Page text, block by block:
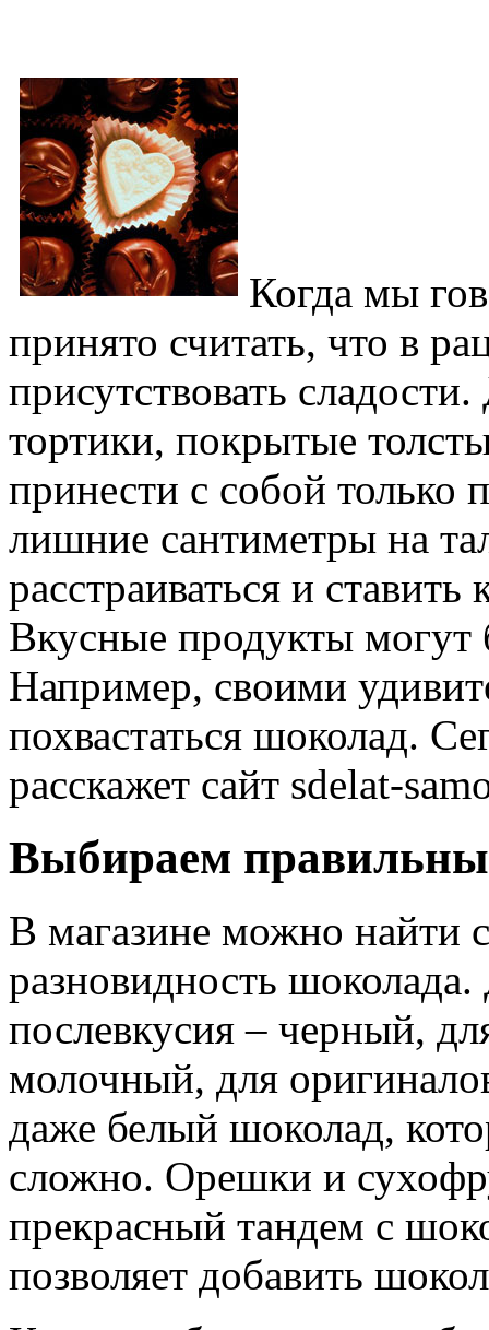
Когда мы
принято считать, что в
присутствовать
тортики, покрытые
принести с собой
лишние сантиметры на
расстраиваться и
Вкусные продукты
Например, своими
похвастаться шоколад.
расскажет сайт sdelat-
Выбираем
В магазине можно найти
разновидность
послевкусия – черный,
молочный, для
даже белый шоколад,
сложно. Орешки и
прекрасный тандем с
позволяет добавить